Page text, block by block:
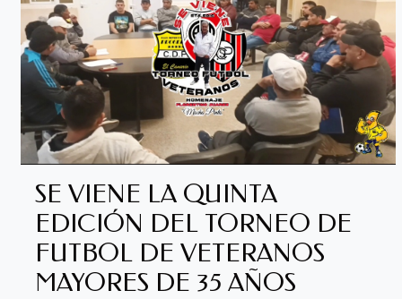
SE VIENE LA QUINTA
EDICIÓN DEL TORNEO DE
FUTBOL DE VETERANOS
MAYORES DE 35 AÑOS